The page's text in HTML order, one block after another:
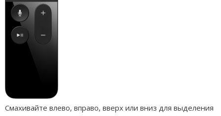
Смахивайте влево, вправо, вверх или вниз для выделения